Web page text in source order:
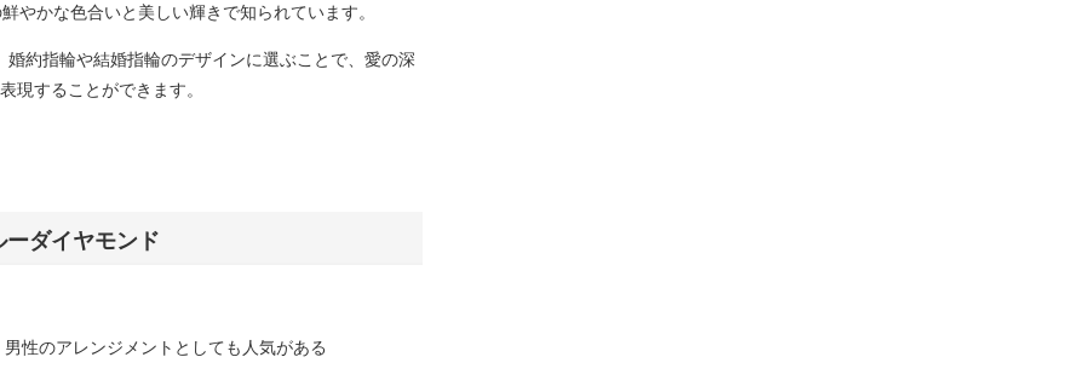
やかな色合いと美しい輝きで知られています。
約指輪や結婚指輪のデザインに選ぶことで、愛の深
現することができます。
ーダイヤモンド
性のアレンジメントとしても人気がある